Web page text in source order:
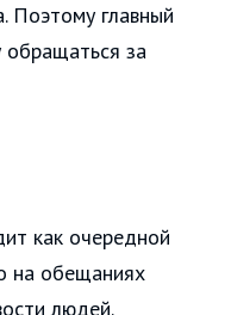
Поэтому главный
обращаться за
как очередной
на обещаниях
людей.